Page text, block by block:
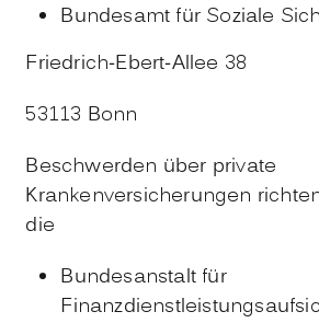
Bundesamt für Soziale
Friedrich-Ebert-Allee 38
53113 Bonn
Beschwerden über private
Krankenversicherungen
die
Bundesanstalt für